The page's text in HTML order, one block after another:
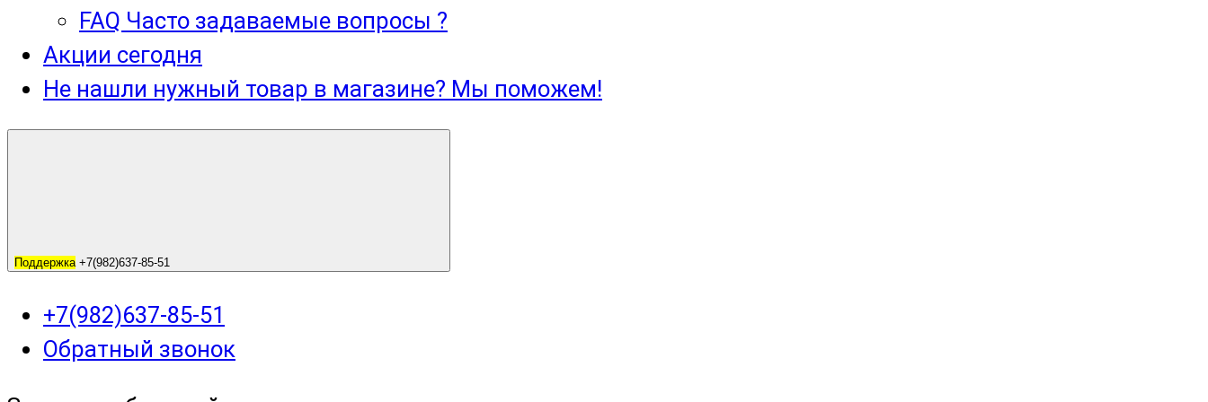
FAQ Часто задаваемые вопросы ?
Акции сегодня
Не нашли нужный товар в магазине? Мы поможем!
Поддержка +7(982)637-85-51
+7(982)637-85-51
Обратный звонок